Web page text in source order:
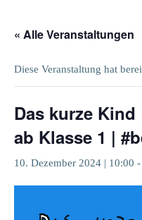
« Alle Veranstaltungen
Diese Veranstaltung hat
Das kurze
ab Klasse 1 |
10. Dezember 2024 | 10:00 -